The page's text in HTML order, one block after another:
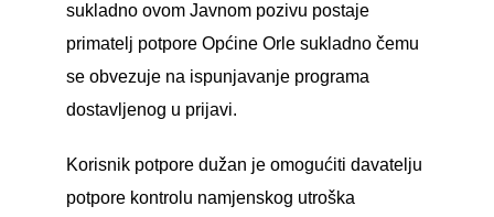
sukladno ovom Javnom pozivu postaje
primatelj potpore Općine Orle sukladno čemu
se obvezuje na ispunjavanje programa
dostavljenog u prijavi.
Korisnik potpore dužan je omogućiti davatelju
potpore kontrolu namjenskog utroška